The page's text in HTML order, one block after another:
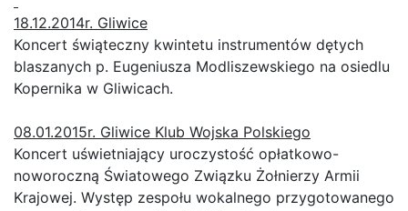
18.12.2014r. Gliwice
Koncert świąteczny kwintetu instrumentów dętych
blaszanych p. Eugeniusza Modliszewskiego na osiedlu
Kopernika w Gliwicach.
08.01.2015r. Gliwice Klub Wojska Polskiego
Koncert uświetniający uroczystość opłatkowo-
noworoczną Światowego Związku Żołnierzy Armii
Krajowej. Występ zespołu wokalnego przygotowanego